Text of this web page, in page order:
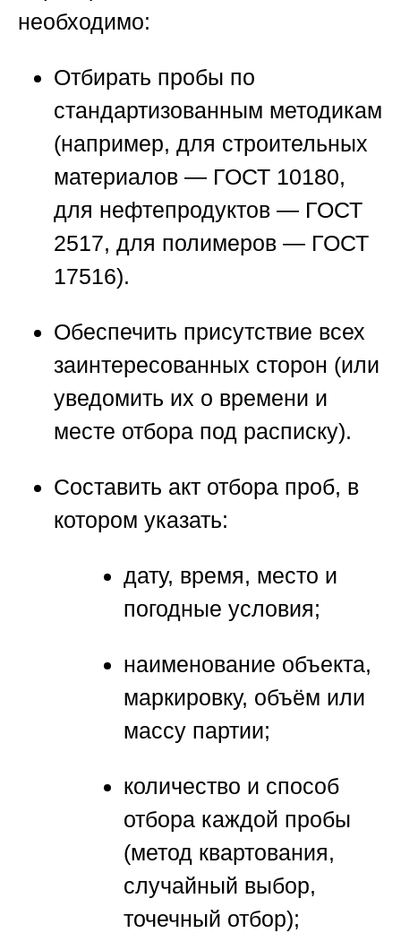
необходимо:
Отбирать пробы по
стандартизованным методикам
(например, для строительных
материалов — ГОСТ 10180,
для нефтепродуктов — ГОСТ
2517, для полимеров — ГОСТ
17516).
Обеспечить присутствие всех
заинтересованных сторон (или
уведомить их о времени и
месте отбора под расписку).
Составить акт отбора проб, в
котором указать:
дату, время, место и
погодные условия;
наименование объекта,
маркировку, объём или
массу партии;
количество и способ
отбора каждой пробы
(метод квартования,
случайный выбор,
точечный отбор);